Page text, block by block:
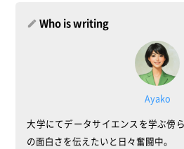
Who is writing
Ayako
大学にてデータサイエンスを学ぶ傍
の面白さを伝えたいと日々奮闘中。